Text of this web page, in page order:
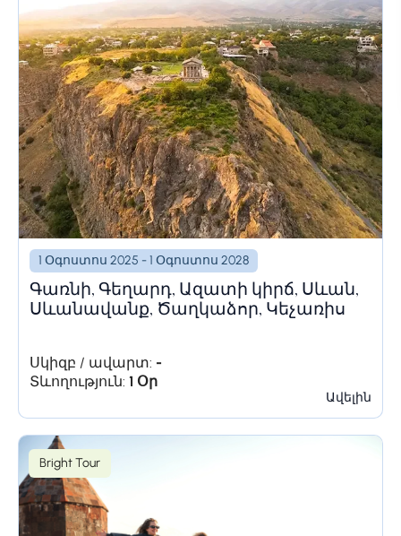
1 Օգոստոս 2025 - 1 Օգոստոս 2028
Գառնի, Գեղարդ, Ազատի կիրճ, Սևան,
Սևանավանք, Ծաղկաձոր, Կեչառիս
Սկիզբ / ավարտ: -
Տևողություն: 1 Օր
Ավելին
Bright Tour